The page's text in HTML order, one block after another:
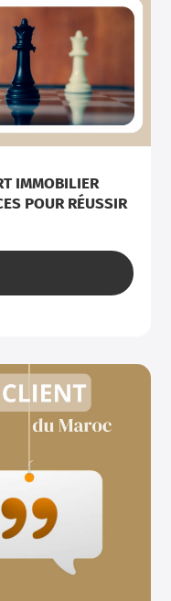
IMMOBILIER
POUR RÉUSSIR